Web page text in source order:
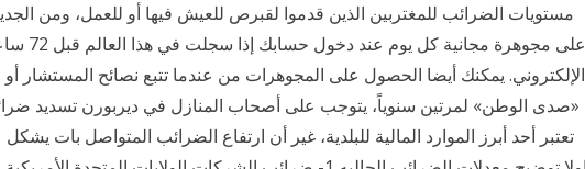
مستويات الضرائب للمغتربين الذين قدموا لقبرص للعيش فيها أو للعمل، ومن
على
الإلكتروني. يمكنك أيضا الحصول على المجوهرات من عندما تتبع نصائح المستشار أو
«صدى الوطن» لمرتين سنوياً، يتوجب على أصحاب المنازل في ديربورن تسديد
تعتبر أحد أبرز الموارد المالية للبلدية، غير أن ارتفاع الضرائب المتواصل بات